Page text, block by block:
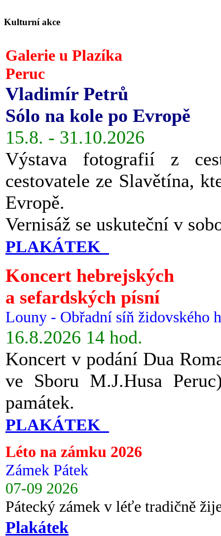
Kulturní akce
Galerie u Plazíka
Peruc
Vladimír Petrů
Sólo na kole po Evropě
15.8. - 31.10.2026
Výstava fotografií z
cestovatele ze Slavětína,
Evropě.
Vernisáž se uskuteční v
PLAKÁTEK
Koncert hebrejských
a sefardských písní
Louny - Obřadní síň židovského
16.8.2026 14 hod.
Koncert v podání Dua
ve Sboru M.J.Husa
památek.
PLAKÁTEK
Léto na zámku 2026
Zámek Pátek
07-09 2026
Pátecký zámek v léťe tradičně
Plakátek